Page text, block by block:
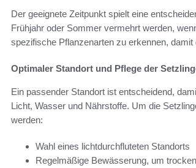
Der geeignete Zeitpunkt spielt eine
Frühjahr oder Sommer vermehrt werden,
spezifische Pflanzenarten zu erkennen, damit
Optimaler Standort und Pflege der
Ein passender Standort ist entscheidend,
Licht, Wasser und Nährstoffe. Um die
werden:
Wahl eines lichtdurchfluteten Standorts
Regelmäßige Bewässerung, um